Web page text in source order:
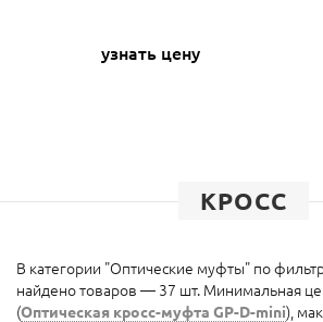
узнать цену
КРОСС
В категории "Оптические муфты" по
найдено товаров — 37 шт. Минимальная
(Оптическая кросс-муфта GP-D-mini),